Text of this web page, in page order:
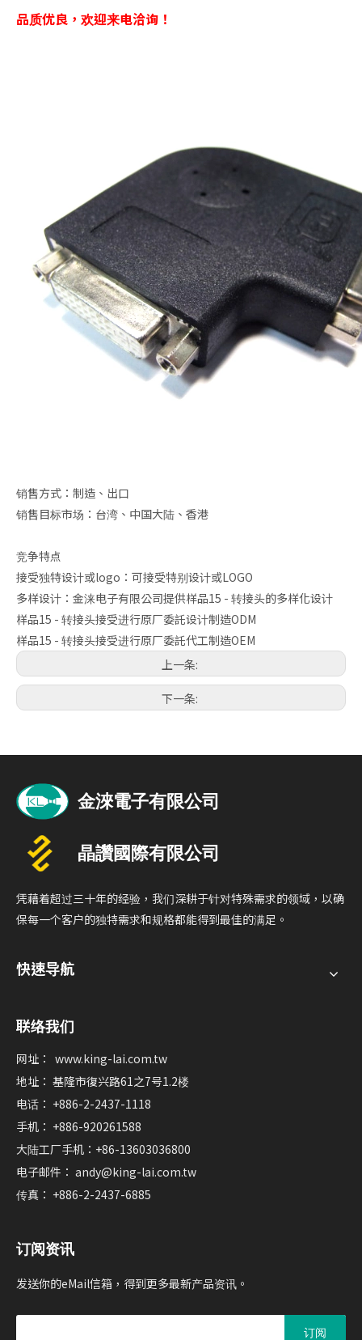
品质优良，欢迎来电洽询！
销售方式：制造、出口
销售目标市场：台湾、中国大陆、香港
竞争特点
接受独特设计或logo：可接受特别设计或LOGO
多样设计：金涞电子有限公司提供样品15 - 转接头的多样化设计
样品15 - 转接头接受进行原厂委託设计制造ODM
样品15 - 转接头接受进行原厂委託代工制造OEM
上一条:
下一条:
凭藉着超过三十年的经验，我们深耕于针对特殊需求的领域，以确
保每一个客户的独特需求和规格都能得到最佳的满足。
快速导航
联络我们
网址： www.king-lai.com.tw
地址： 基隆市復兴路61之7号1.2楼
电话： +886-2-2437-1118
手机： +886-920261588
大陆工厂手机：+86-13603036800
电子邮件： andy@king-lai.com.tw
传真： +886-2-2437-6885
订阅资讯
发送你的eMail信箱，得到更多最新产品资讯。
订阅